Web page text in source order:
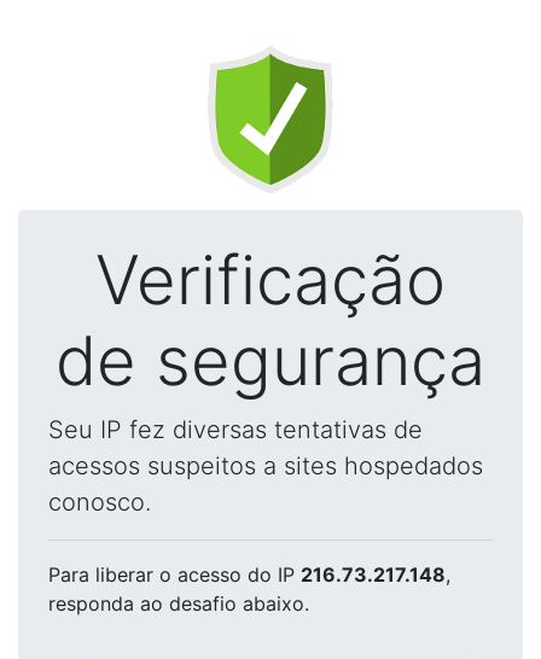
Verificação
de segurança
Seu IP fez diversas tentativas de
acessos suspeitos a sites hospedados
conosco.
Para liberar o acesso do IP 216.73.217.148,
responda ao desafio abaixo.